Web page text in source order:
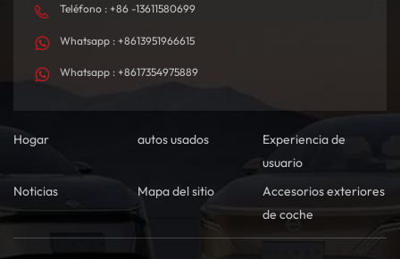
Teléfono : +86 -13611580699
Whatsapp : +8613951966615
Whatsapp : +8617354975889
Hogar autos usados
Experiencia de
usuario
Noticias
Mapa del sitio
Accesorios exteriores
de coche